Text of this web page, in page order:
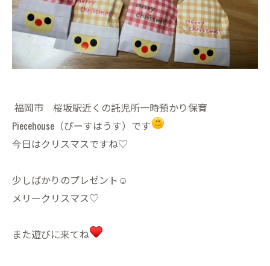
福岡市 桜坂駅近くの託児所一時預かり保育
Piecehouse（ぴーすはうす）です
今日はクリスマスですね♡
少しばかりのプレゼント☺︎
メリークリスマス♡
また遊びに来てね